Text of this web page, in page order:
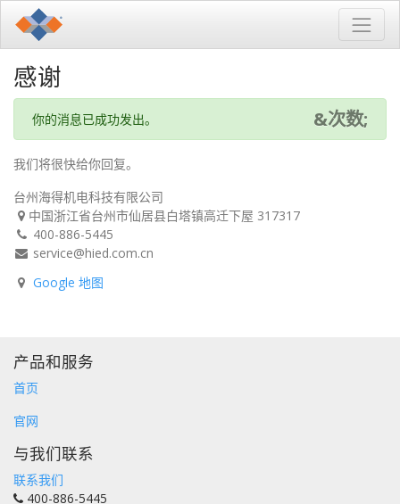
感谢
你的消息已成功发出。 &次数;
我们将很快给你回复。
台州海得机电科技有限公司
中国浙江省台州市仙居县白塔镇高迁下屋 317317
400-886-5445
service@hied.com.cn
Google 地图
产品和服务
首页
官网
与我们联系
联系我们
400-886-5445